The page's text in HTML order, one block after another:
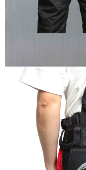
１．透過由恩沛科技股份有
易，需依本服務之必要範圍
權轉讓予恩沛科技股份有限
２．關於個人資料處理事宜
３．未成年的使用者請事
「AFTEE先享後付」，若
４．使用「AFTEE先享後
時審查核予不同之上限額度
請求用戶進行身份認證。
５．嚴禁一人註冊多個帳號
恩沛科技股份有限公司將有